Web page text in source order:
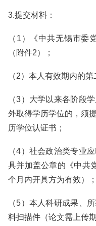
3.提交材料：
（1）《中共无锡市委
（附件2）；
（2）本人有效期内的
（3）大学以来各阶段
外取得学历学位的，须
历学位认证书；
（4）社会政治类专业
具并加盖公章的《中共
个月内开具方为有效）；
（5）本人科研成果、
料扫描件（论文需上传